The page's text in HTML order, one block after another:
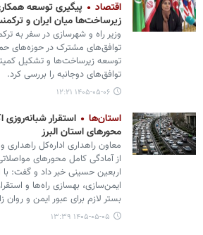
اقتصاد
پیگیری توسعه
زیرساخت‌ها میان ایران و
وزیر راه و شهرسازی در سفر به
توافق‌های مشترک در حوزه‌های
توسعه زیرساخت‌ها و تشکیل
توافق‌های دوجانبه را بررسی کرد.
۱۴۰۵-۰۵-۰۶ ۱۲:۲۱
استان‌ها
استقرار
محورهای استان البرز
معاون راهداری اداره‌کل راهداری
از آمادگی کامل محورهای
اربعین حسینی خبر داد و گفت: با
ایمن‌سازی، بهسازی راه‌ها و
بستر لازم برای عبور ایمن و روان
۱۴۰۵-۰۵-۰۵ ۱۳:۳۹